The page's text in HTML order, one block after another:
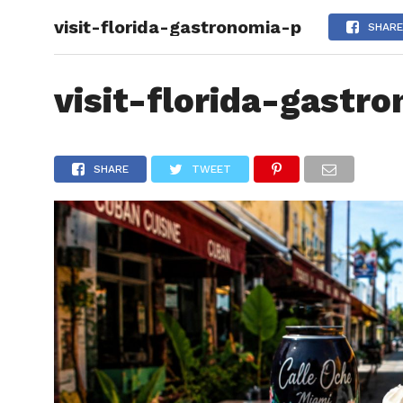
visit-florida-gastronomia-p SHARE
visit-florida-
SHARE TWEET